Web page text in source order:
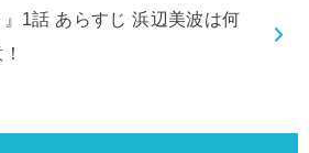
』1話 あらすじ 浜辺美波は何